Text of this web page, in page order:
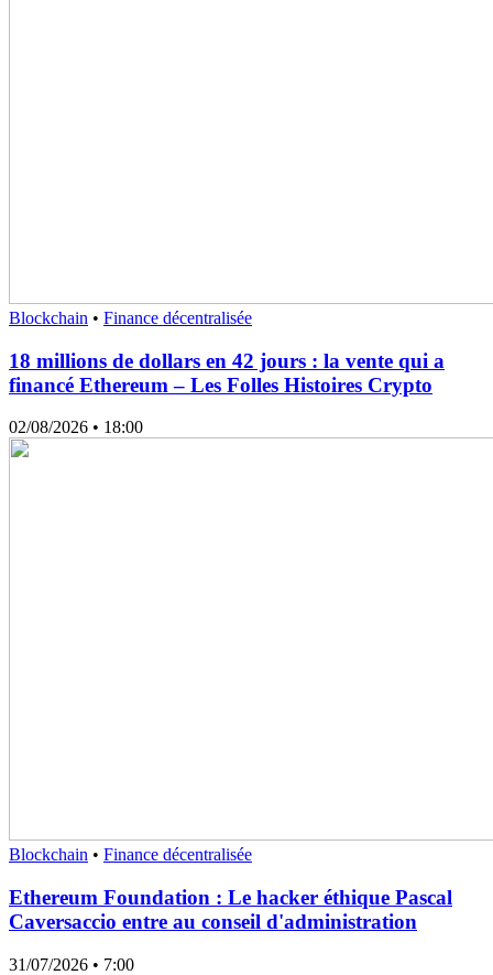
Blockchain • Finance décentralisée
18 millions de dollars en 42 jours : la vente qui a
financé Ethereum – Les Folles Histoires Crypto
02/08/2026 • 18:00
Blockchain • Finance décentralisée
Ethereum Foundation : Le hacker éthique Pascal
Caversaccio entre au conseil d'administration
31/07/2026 • 7:00